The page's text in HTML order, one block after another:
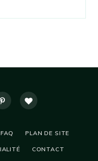
FAQ PLAN DE SITE
CONTACT